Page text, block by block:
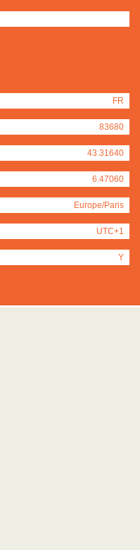
FR
83680
43.31640
6.47060
Europe/Paris
UTC+1
Y